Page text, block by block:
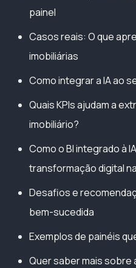
painel
Casos reais: O que
imobiliárias
Como integrar a IA ao
Quais KPIs ajudam a
imobiliário?
Como o BI integrado à
transformação digital
Desafios e
bem-sucedida
Exemplos de painéis
Quer saber mais sobre